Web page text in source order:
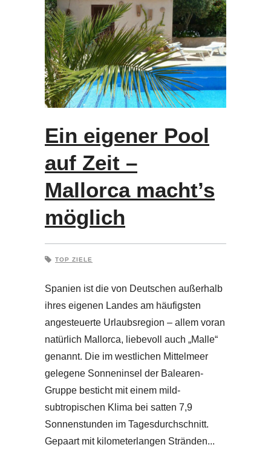
Ein eigener Pool
auf Zeit –
Mallorca macht’s
möglich
TOP ZIELE
Spanien ist die von Deutschen außerhalb
ihres eigenen Landes am häufigsten
angesteuerte Urlaubsregion – allem voran
natürlich Mallorca, liebevoll auch „Malle“
genannt. Die im westlichen Mittelmeer
gelegene Sonneninsel der Balearen-
Gruppe besticht mit einem mild-
subtropischen Klima bei satten 7,9
Sonnenstunden im Tagesdurchschnitt.
Gepaart mit kilometerlangen Stränden